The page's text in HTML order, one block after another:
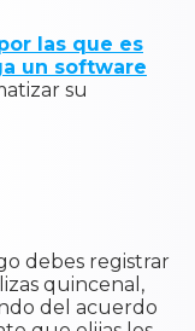
las que es
un software
su
debes registrar
quincenal,
del acuerdo